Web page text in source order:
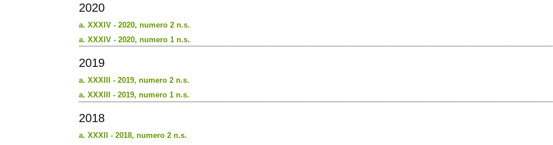
2020
a. XXXIV - 2020, numero 2 n.s.
a. XXXIV - 2020, numero 1 n.s.
2019
a. XXXIII - 2019, numero 2 n.s.
a. XXXIII - 2019, numero 1 n.s.
2018
a. XXXII - 2018, numero 2 n.s.